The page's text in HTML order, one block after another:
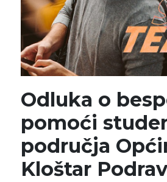
Odluka o
pomoći
područja
Kloštar